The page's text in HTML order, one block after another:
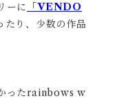
ーに
「VENDO
たり、少数の作品
ったrainbows w